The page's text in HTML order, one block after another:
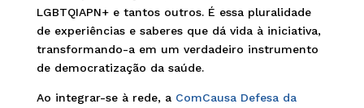
LGBTQIAPN+ e tantos outros. É essa pluralidade
de experiências e saberes que dá vida à iniciativa,
transformando-a em um verdadeiro instrumento
de democratização da saúde.
Ao integrar-se à rede, a ComCausa Defesa da